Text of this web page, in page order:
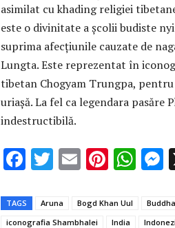
asimilat cu khading religiei
este o divinitate a școlii budiste
suprima afecțiunile cauzate de
Lungta. Este reprezentat în
tibetan Chogyam Trungpa,
uriașă. La fel ca legendara pasăre
indestructibilă.
F
e
T
it
E
ai
Pi
er
W
at se
TAGS Aruna Bogd Khan Uul Buddha
iconografia Shambhalei
India